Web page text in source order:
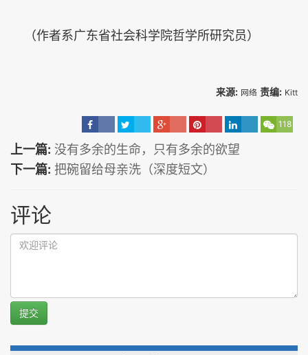
（作者系广东省社会科学院哲学所研究员）
来源: 网络 责编: Kitt
118
上一篇: 没有多余的生命，只有多余的欲望
下一篇: 把碗留给母亲洗（深度短文）
评论
提交